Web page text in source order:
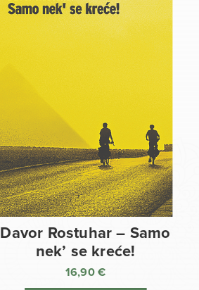
Davor Rostuhar – Samo
nek’ se kreće!
16,90€